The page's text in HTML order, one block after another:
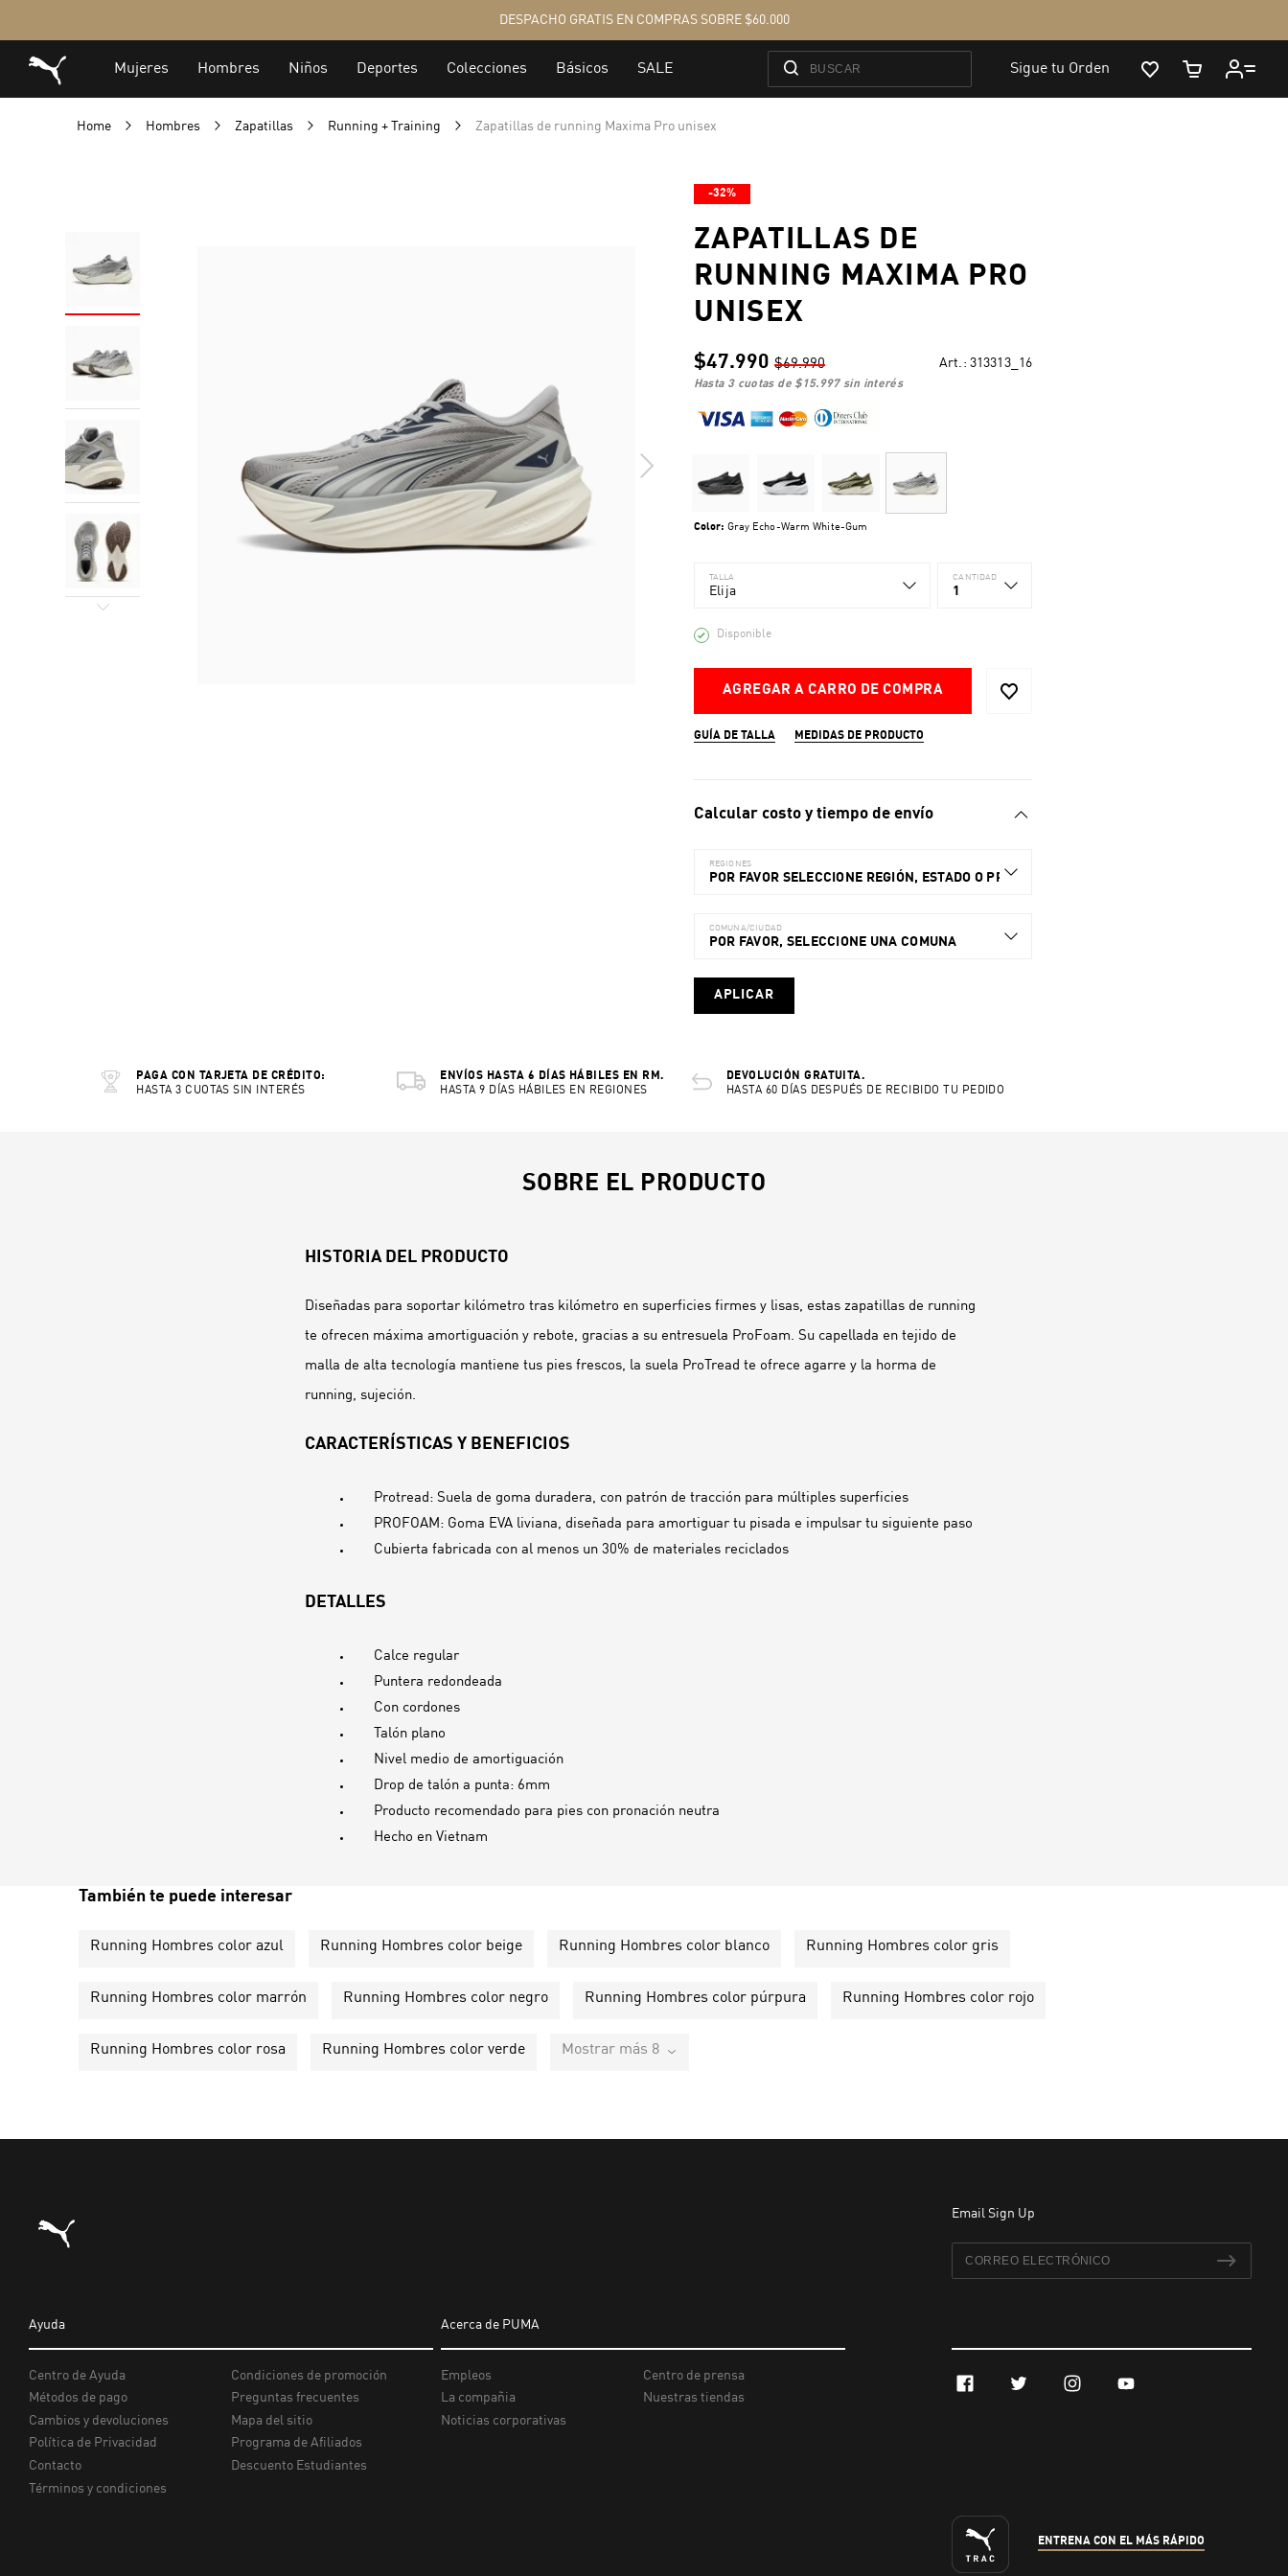
Home Hombres Zapatillas Running + Training Zapatillas de running Maxima Pro unisex
-32%
ZAPATILLAS DE
RUNNING MAXIMA PRO
UNISEX
$47.990 $69.990 Art.: 313313_16
hasta 3 cuotas de $15.997sin interés
Color: Gray Echo-Warm White-Gum
TALLA
Elija
CANTIDAD
1
Disponible
AGREGAR A CARRO DE COMPRA
GUÍA DE TALLA MEDIDAS DE PRODUCTO
Calcular costo y tiempo de envío
REGIONES
POR FAVOR SELECCIONE REGIÓN, ESTADO O PROVINCIA.
COMUNA/CIUDAD
POR FAVOR, SELECCIONE UNA COMUNA
APLICAR
PAGA CON TARJETA DE CRÉDITO:
HASTA 3 CUOTAS SIN INTERÉS
ENVÍOS HASTA 6 DÍAS HÁBILES EN RM.
HASTA 9 DÍAS HÁBILES EN REGIONES
DEVOLUCIÓN GRATUITA.
HASTA 60 DÍAS DESPUÉS DE RECIBIDO TU PEDIDO
SOBRE EL PRODUCTO
HISTORIA DEL PRODUCTO
Diseñadas para soportar kilómetro tras kilómetro en superficies firmes y lisas, estas zapatillas de running
te ofrecen máxima amortiguación y rebote, gracias a su entresuela ProFoam. Su capellada en tejido de
malla de alta tecnología mantiene tus pies frescos, la suela ProTread te ofrece agarre y la horma de
running, sujeción.
CARACTERÍSTICAS Y BENEFICIOS
Protread: Suela de goma duradera, con patrón de tracción para múltiples superficies
PROFOAM: Goma EVA liviana, diseñada para amortiguar tu pisada e impulsar tu siguiente paso
Cubierta fabricada con al menos un 30% de materiales reciclados
DETALLES
Calce regular
Puntera redondeada
Con cordones
Talón plano
Nivel medio de amortiguación
Drop de talón a punta: 6mm
Producto recomendado para pies con pronación neutra
Hecho en Vietnam
También te puede interesar
Running Hombres color azul Running Hombres color beige Running Hombres color blanco Running Hombres color gris
Running Hombres color marrón Running Hombres color negro Running Hombres color púrpura Running Hombres color rojo
Running Hombres color rosa Running Hombres color verde Mostrar más 8